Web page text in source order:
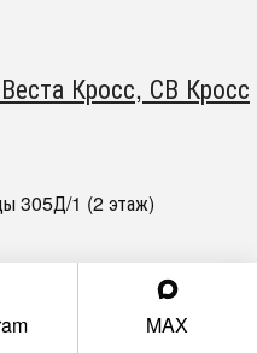
Кросс, СВ Кросс
305Д/1 (2 этаж)
MAX